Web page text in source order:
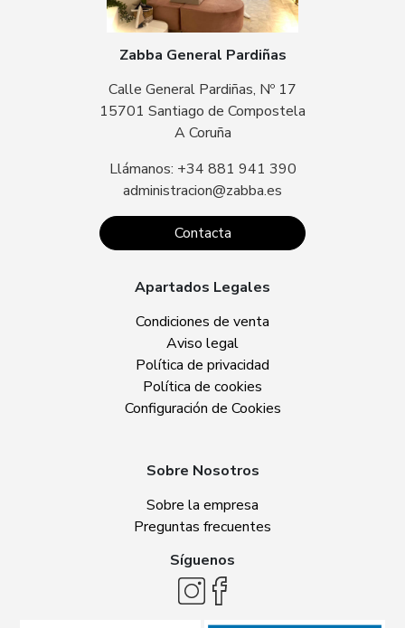
Zabba General Pardiñas
Calle General Pardiñas, Nº 17
15701 Santiago de Compostela
A Coruña
Llámanos: +34 881 941 390
administracion@zabba.es
Contacta
Apartados Legales
Condiciones de venta
Aviso legal
Política de privacidad
Política de cookies
Configuración de Cookies
Sobre Nosotros
Sobre la empresa
Preguntas frecuentes
Síguenos